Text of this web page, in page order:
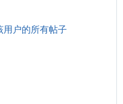
用户的所有帖子